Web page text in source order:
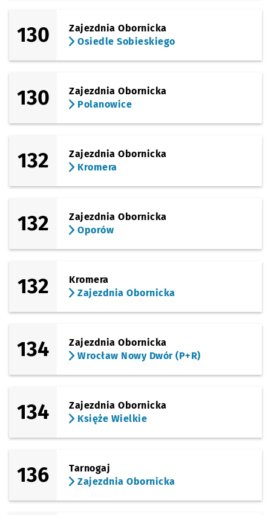
130
Zajezdnia Obornicka
Osiedle Sobieskiego
130
Zajezdnia Obornicka
Polanowice
132
Zajezdnia Obornicka
Kromera
132
Zajezdnia Obornicka
Oporów
132
Kromera
Zajezdnia Obornicka
134
Zajezdnia Obornicka
Wrocław Nowy Dwór (P+R)
134
Zajezdnia Obornicka
Księże Wielkie
136
Tarnogaj
Zajezdnia Obornicka